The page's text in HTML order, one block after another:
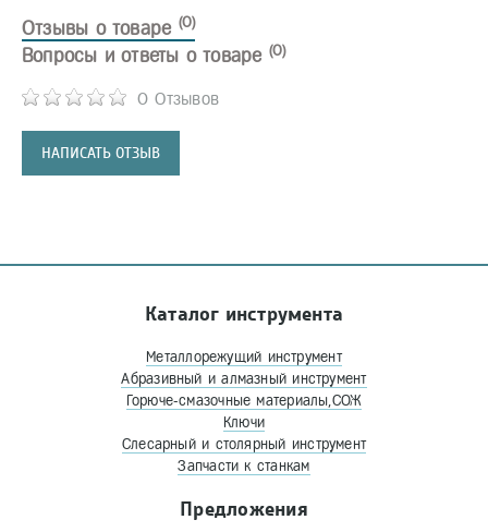
Отзывы о товаре (0)
0 Отзывов
НАПИСАТЬ ОТЗЫВ
Вопросы и ответы о товаре (0)
Каталог инструмента
Металлорежущий инструмент
Абразивный и алмазный инструмент
Горюче-смазочные материалы,СОЖ
Ключи
Слесарный и столярный инструмент
Запчасти к станкам
Предложения